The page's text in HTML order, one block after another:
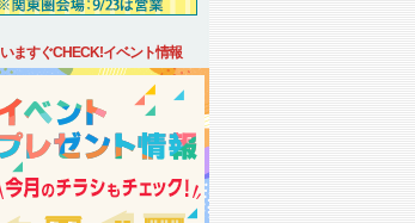
いますぐCHECK!イベント情報